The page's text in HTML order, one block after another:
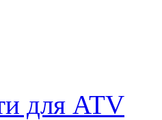
для ATV